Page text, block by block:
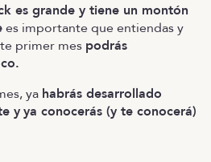
es grande y tiene un montón
es importante que entiendas y
primer mes podrás
ya habrás desarrollado
yya conocerás (y te conocerá)